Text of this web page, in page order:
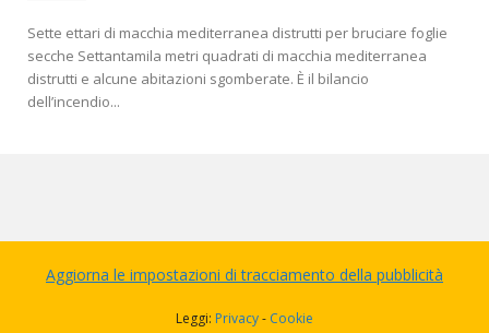
Sette ettari di macchia mediterranea distrutti per bruciare foglie
secche Settantamila metri quadrati di macchia mediterranea
distrutti e alcune abitazioni sgomberate. È il bilancio
dell’incendio...
Aggiorna le impostazioni di tracciamento della pubblicità
Leggi: Privacy- Cookie